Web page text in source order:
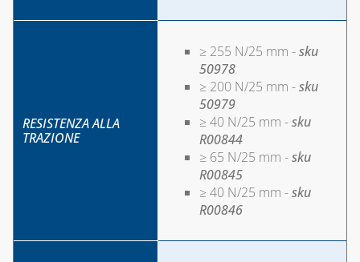
RESISTENZA ALLA
TRAZIONE
≥ 255 N/25 mm -sku
50978
≥ 200 N/25 mm -sku
50979
≥ 40 N/25 mm -sku
R00844
≥ 65 N/25 mm -sku
R00845
≥ 40 N/25 mm -sku
R00846